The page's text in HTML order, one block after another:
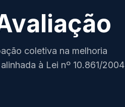
coletiva na melhoria
à Lei nº 10.861/2004